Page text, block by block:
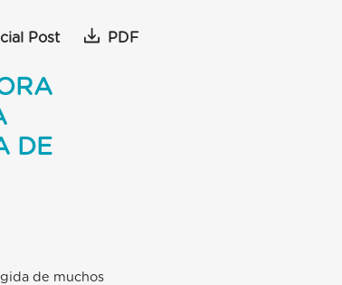
Post PDF
DE
de muchos